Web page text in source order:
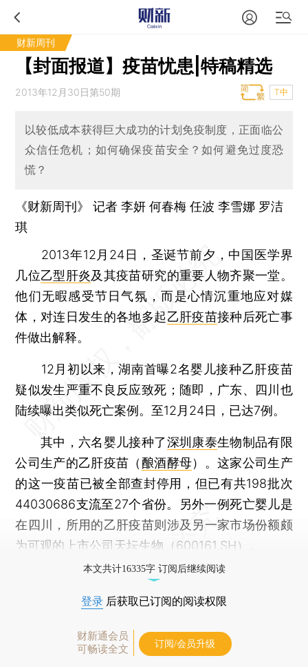
财新周刊
【封面报道】疫苗忧患|特稿精选
2013年12月30日第50期 T中
以较低成本获得巨大成功的计划免疫制度，正面临公
众信任危机；如何确保疫苗安全？如何避免过度恐
慌？
《财新周刊》 记者李妍 何春梅 任波 李雪娜 罗洁
琪
2013年12月24日，圣诞节前夕，中国医学界
几位乙型肝炎及其疫苗研究的重要人物齐聚一堂。
他们无暇感受节日气氛，而是心情沉重地应对媒
体，对连日发生的各地多起乙肝疫苗接种后死亡事
件做出解释。
12月初以来，湖南首曝2名婴儿接种乙肝疫苗
疑似发生严重不良反应致死；随即，广东、四川也
陆续曝出类似死亡案例。至12月24日，已达7例。
其中，六名婴儿接种了深圳康泰生物制品有限
公司生产的乙肝疫苗（酿酒酵母）。这家公司生产
的这一疫苗已被全部查封停用，但已有共198批次
44030686支流至27个省份。另外一例死亡婴儿是
在四川，所用的乙肝疫苗则涉及另一家市场份额颇
为可观的上市公司 天坛生物 （600161.SH）。
本文共计16335字 订阅后继续阅读
登录 后获取已订阅的阅读权限
财新通会员
可畅读全文
订阅/会员升级